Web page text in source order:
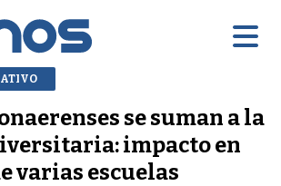
se suman a la
impacto en
varias escuelas